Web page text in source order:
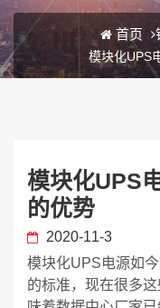
首页
模块化UPS
模块化UPS
的优势
2020-11-3
模块化UPS电源如
的标准，现在很多